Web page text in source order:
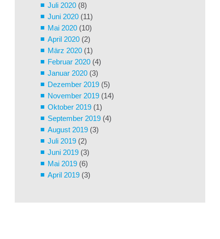
Juli 2020 (8)
Juni 2020 (11)
Mai 2020 (10)
April 2020 (2)
März 2020 (1)
Februar 2020 (4)
Januar 2020 (3)
Dezember 2019 (5)
November 2019 (14)
Oktober 2019 (1)
September 2019 (4)
August 2019 (3)
Juli 2019 (2)
Juni 2019 (3)
Mai 2019 (6)
April 2019 (3)